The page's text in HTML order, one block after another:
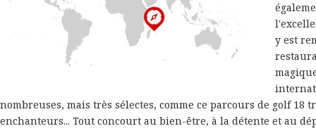
y est
nombreuses, mais très sélectes, comme ce parcours de golf 18
enchanteurs... Tout concourt au bien-être, à la détente et au